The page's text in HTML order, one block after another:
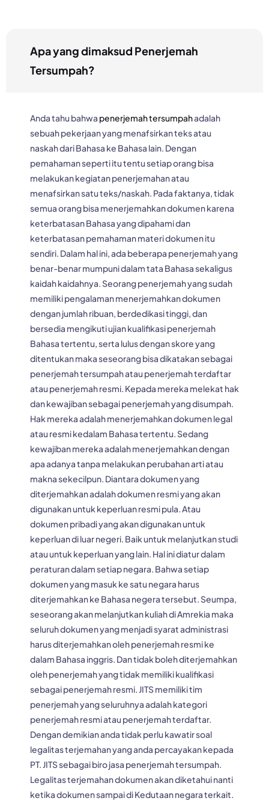
Apa yang dimaksud Penerjemah
Tersumpah?
Anda tahu bahwa penerjemah tersumpahadalah
sebuah pekerjaan yang menafsirkan teks atau
naskah dari Bahasa ke Bahasa lain. Dengan
pemahaman seperti itu tentu setiap orang bisa
melakukan kegiatan penerjemahan atau
menafsirkan satu teks/naskah. Pada faktanya, tidak
semua orang bisa menerjemahkan dokumen karena
keterbatasan Bahasa yang dipahami dan
keterbatasan pemahaman materi dokumen itu
sendiri. Dalam hal ini, ada beberapa penerjemah yang
benar-benar mumpuni dalam tata Bahasa sekaligus
kaidah kaidahnya. Seorang penerjemah yang sudah
memiliki pengalaman menerjemahkan dokumen
dengan jumlah ribuan, berdedikasi tinggi, dan
bersedia mengikuti ujian kualifikasi penerjemah
Bahasa tertentu, serta lulus dengan skore yang
ditentukan maka seseorang bisa dikatakan sebagai
penerjemah tersumpah atau penerjemah terdaftar
atau penerjemah resmi. Kepada mereka melekat hak
dan kewajiban sebagai penerjemah yang disumpah.
Hak mereka adalah menerjemahkan dokumen legal
atau resmi kedalam Bahasa tertentu. Sedang
kewajiban mereka adalah menerjemahkan dengan
apa adanya tanpa melakukan perubahan arti atau
makna sekecilpun. Diantara dokumen yang
diterjemahkan adalah dokumen resmi yang akan
digunakan untuk keperluan resmi pula. Atau
dokumen pribadi yang akan digunakan untuk
keperluan di luar negeri. Baik untuk melanjutkan studi
atau untuk keperluan yang lain. Hal ini diatur dalam
peraturan dalam setiap negara. Bahwa setiap
dokumen yang masuk ke satu negara harus
diterjemahkan ke Bahasa negera tersebut. Seumpa,
seseorang akan melanjutkan kuliah di Amrekia maka
seluruh dokumen yang menjadi syarat administrasi
harus diterjemahkan oleh penerjemah resmi ke
dalam Bahasa inggris. Dan tidak boleh diterjemahkan
oleh penerjemah yang tidak memiliki kualifikasi
sebagai penerjemah resmi. JITS memiliki tim
penerjemah yang seluruhnya adalah kategori
penerjemah resmi atau penerjemah terdaftar.
Dengan demikian anda tidak perlu kawatir soal
legalitas terjemahan yang anda percayakan kepada
PT. JITS sebagai biro jasa penerjemah tersumpah.
Legalitas terjemahan dokumen akan diketahui nanti
ketika dokumen sampai di Kedutaan negara terkait.